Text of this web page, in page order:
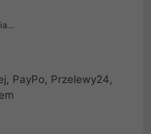
PayPo, Przelewy24,